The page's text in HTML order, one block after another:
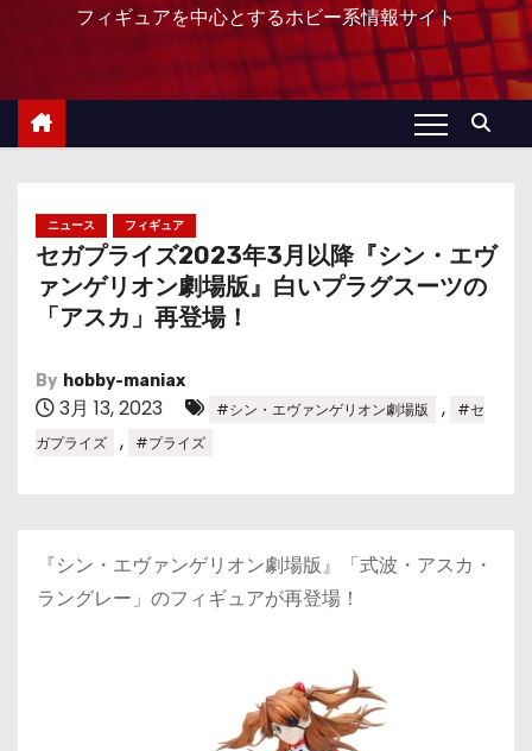
フィギュアを中心とするホビー系情報サイト
ニュース フィギュア
セガプライズ2023年3月以降『シン・エヴ
ァンゲリオン劇場版』白いプラグスーツの
「アスカ」再登場！
By hobby-maniax
3月 13, 2023 #シン・エヴァンゲリオン劇場版 ,
#セ
ガプライズ
, #プライズ
『シン・エヴァンゲリオン劇場版』「式波・アスカ・
ラングレー」のフィギュアが再登場！